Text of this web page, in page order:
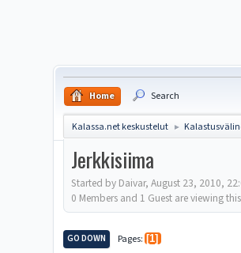
Home Search
Kalassa.net keskustelut ►
Jerkkisiima
Started by Daivar, August 23, 2010,
0 Members and 1 Guest are viewing
GO DOWN Pages 1